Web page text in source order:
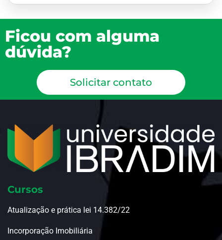
Ficou com alguma
dúvida?
Solicitar contato
Cursos
Atualização e prática lei 14.382/22
Incorporação Imobiliária